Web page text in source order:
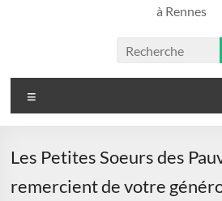
à Rennes
Les Petites Soeurs des
remercient de votre